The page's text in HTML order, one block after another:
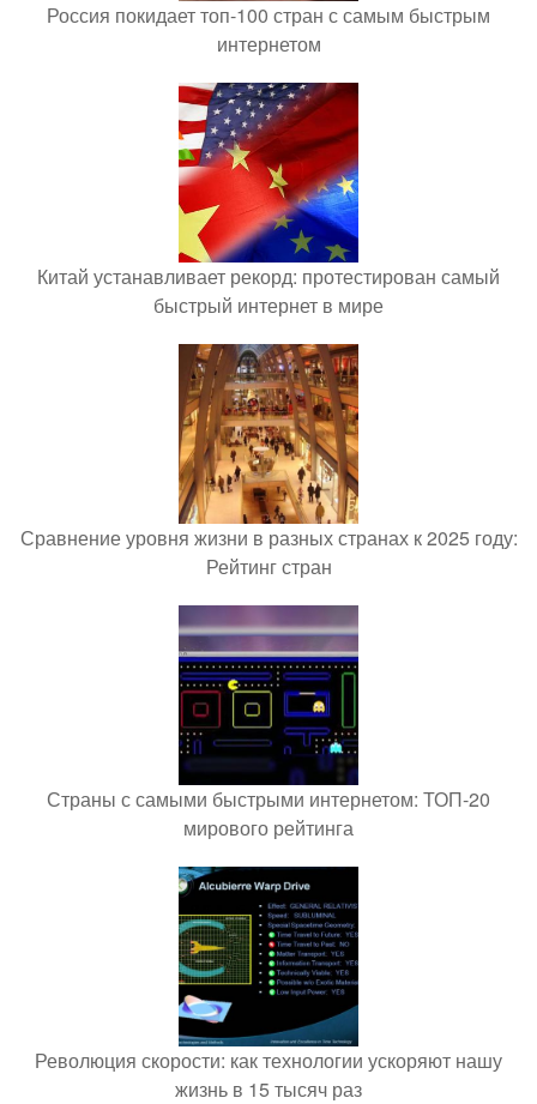
Россия покидает топ-100 стран с самым быстрым
интернетом
Китай устанавливает рекорд: протестирован самый
быстрый интернет в мире
Сравнение уровня жизни в разных странах к 2025 году:
Рейтинг стран
Страны с самыми быстрыми интернетом: ТОП-20
мирового рейтинга
Революция скорости: как технологии ускоряют нашу
жизнь в 15 тысяч раз